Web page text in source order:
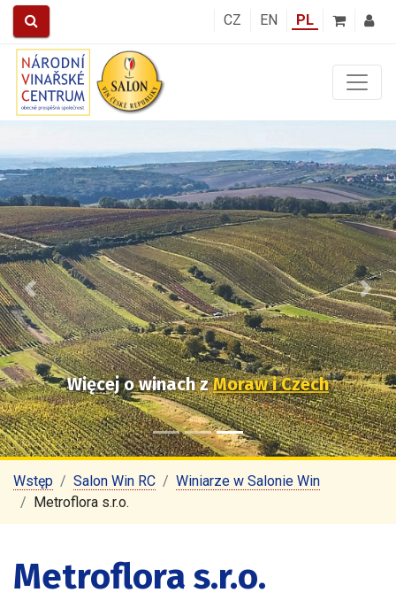
CZ EN PL
Więcej o winachzMoraw i Czech
Předchozí Další
Wstęp Salon Win RC
Winiarze w Salonie Win
Metroflora s.r.o.
Metroflora s.r.o.